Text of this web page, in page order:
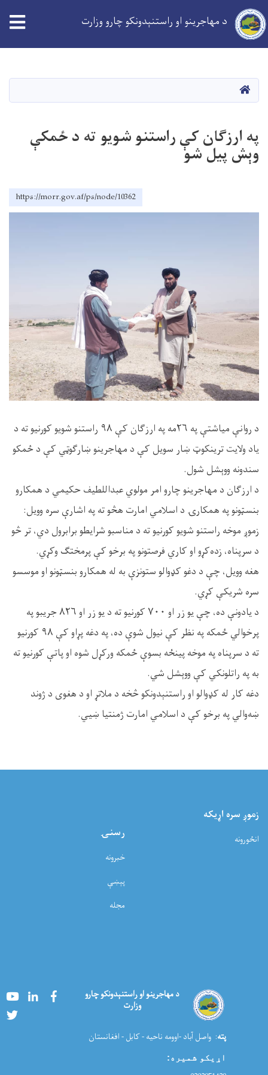
content
د مهاجرینو او راستنېدونکو چارو وزارت
کورپاڼه
په ارزګان کې راستنو شویو ته د ځمکې
وېش پیل شو
https://morr.gov.af/ps/node/10362
د روانې میاشتې په ۲۶مه په ارزګان کې ۹۸ راستنو شویو کورنیو ته د
یاد ولایت ترینکوټ ښار سویل کې د مهاجرینو ښارګوټي کې د ځمکو
سندونه ووېشل شول.
د ارزګان د مهاجرینو چارو امر مولوي عبداللطیف حکیمي د همکارو
بنسټونو په همکارۍ د اسلامي امارت هڅو ته په اشارې سره وویل:
زموږ موخه راستنو شویو کورنیو ته د مناسبو شرایطو برابرول دي، تر څو
د سرپناه، زده‌کړو او کاري فرصتونو په برخو کې پرمختګ وکړي.
هغه وویل، چې د دغو کډوالو ستونزې به له همکارو بنسټونو او موسسو
سره شریکې کړي.
د یادونې ده، چې یو زر او ۷۰۰ کورنیو ته د یو زر او ۸۲۶ جریبو په
پرخوالي ځمکه په نظر کې نیول شوې ده، په دغه پړاو کې ۹۸ کورنیو
ته د سرپناه په موخه پینځه بسوې ځمکه ورکړل شوه او پاتې کورنیو ته
به په راتلونکي کې ووېشل شي.
دغه کار له کډوالو او راستنېدونکو څخه د ملاتړ او د هغوی د ژوند
ښه‌والي په برخو کې د اسلامي امارت ژمنتیا ښيي.
زموږ سره اړيکه
انځورونه رسنۍ
خبرونه
پېښې
مجله
د مهاجرینو او راستنېدونکو چارو
وزارت
YoutubeLinkedInFacebook
پته: واصل آباد -اوومه ناحیه - کابل - افغانستان
اړیکو شمیره: